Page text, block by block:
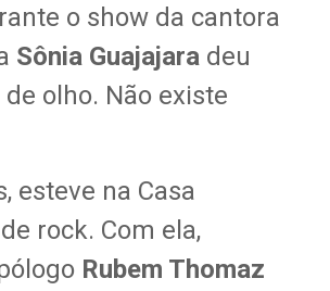
o show da cantora
Sônia Guajajara deu
olho. Não existe
esteve na Casa
rock. Com ela,
Rubem Thomaz